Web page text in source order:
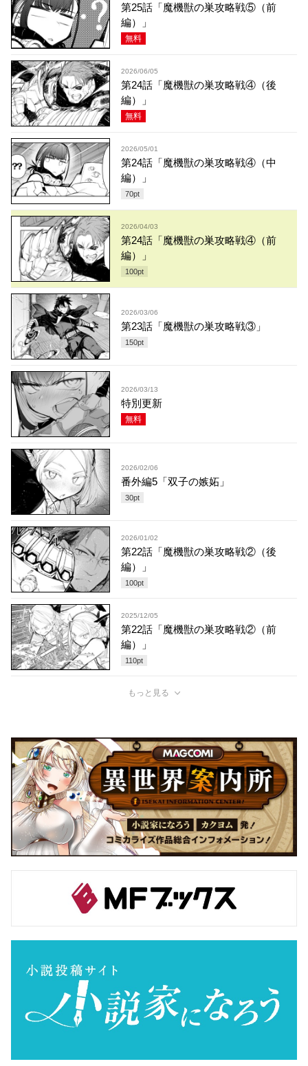
第25話「魔機獣の巣攻略戦⑤（前
編）」
無料
2026/06/05
第24話「魔機獣の巣攻略戦④（後
編）」
無料
2026/05/01
第24話「魔機獣の巣攻略戦④（中
編）」
70pt
2026/04/03
第24話「魔機獣の巣攻略戦④（前
編）」
100pt
2026/03/06
第23話「魔機獣の巣攻略戦③」
150pt
2026/03/13
特別更新
無料
2026/02/06
番外編5「双子の嫉妬」
30pt
2026/01/02
第22話「魔機獣の巣攻略戦②（後
編）」
100pt
2025/12/05
第22話「魔機獣の巣攻略戦②（前
編）」
110pt
もっと見る